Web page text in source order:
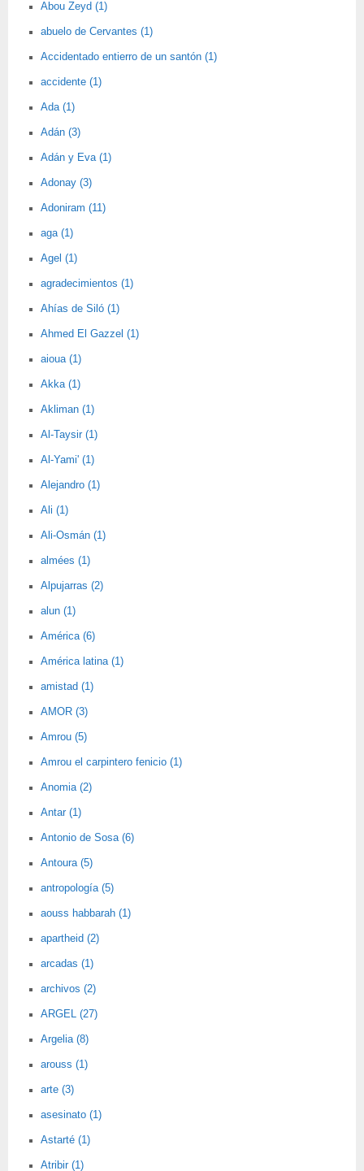
Abou Zeyd (1)
abuelo de Cervantes (1)
Accidentado entierro de un santón (1)
accidente (1)
Ada (1)
Adán (3)
Adán y Eva (1)
Adonay (3)
Adoniram (11)
aga (1)
Agel (1)
agradecimientos (1)
Ahías de Siló (1)
Ahmed El Gazzel (1)
aioua (1)
Akka (1)
Akliman (1)
Al-Taysir (1)
Al-Yami' (1)
Alejandro (1)
Ali (1)
Ali-Osmán (1)
almées (1)
Alpujarras (2)
alun (1)
América (6)
América latina (1)
amistad (1)
AMOR (3)
Amrou (5)
Amrou el carpintero fenicio (1)
Anomia (2)
Antar (1)
Antonio de Sosa (6)
Antoura (5)
antropología (5)
aouss habbarah (1)
apartheid (2)
arcadas (1)
archivos (2)
ARGEL (27)
Argelia (8)
arouss (1)
arte (3)
asesinato (1)
Astarté (1)
Atribir (1)